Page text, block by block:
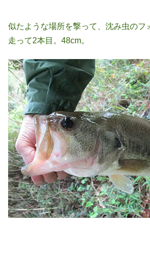
似たような場所を撃って、沈み虫のフ
走って2本目。48cm。